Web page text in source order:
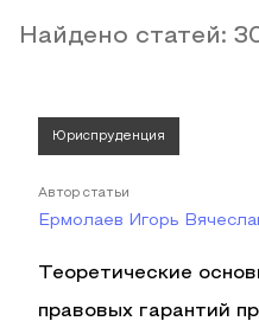
Найдено статей:
Юриспруденция
Автор статьи
Ермолаев Игорь
Теоретические
правовых гарантий